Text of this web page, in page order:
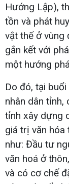
Hướng Lập),
tồn và phát
vật thể ở vùng
gắn kết với
một hướng
Do đó, tại
nhân dân
tỉnh xây dựng
giá trị văn hóa
như: Đầu tư
văn hoá ở
và có cơ chế